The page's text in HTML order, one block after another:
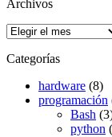
Archivos
Archivos
Categorías
hardware (8)
programación
Bash
python